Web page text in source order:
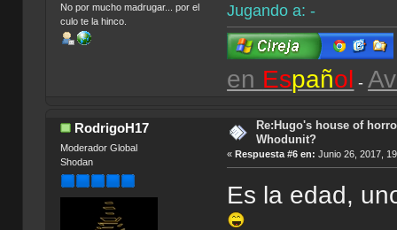
No por mucho madrugar... por el
culo te la hinco.
Jugando a: -
en Español -
RodrigoH17
Moderador Global
Shodan
Re:Hugo's house of
Whodunit?
«Respuesta #6 en: Junio 26, 2017,
Es la edad,